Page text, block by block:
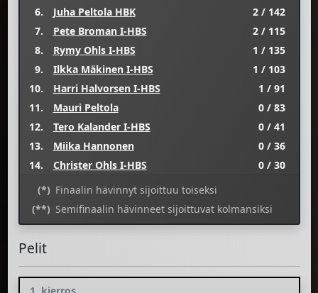
6.
Juha Peltola HBK
2 / 142
7.
Pete Broman I-HBS
2 / 115
8.
Rymy Ohls I-HBS
1 / 135
9.
Ilkka Mäkinen I-HBS
1 / 103
10.
Harri Halvorsen I-HBS
1 / 91
11.
Mauri Peltola
0 / 83
12.
Tero Kalander I-HBS
0 / 41
13.
Miika Hannonen
0 / 36
14.
Christer Ohls I-HBS
0 / 30
(*) Finaalin hävinnyt sijoittuu toiseksi
(**) Semifinaalin hävinneet sijoittuvat kolmansiksi
Pelit